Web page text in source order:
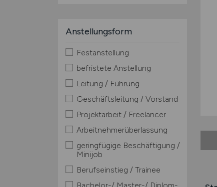
Anstellungsform
Festanstellung
befristete Anstellung
Leitung / Führung
Geschäftsleitung / Vorstand
Projektarbeit / Freelancer
Arbeitnehmerüberlassung
geringfügige Beschäftigung /
Minijob
Berufseinstieg / Trainee